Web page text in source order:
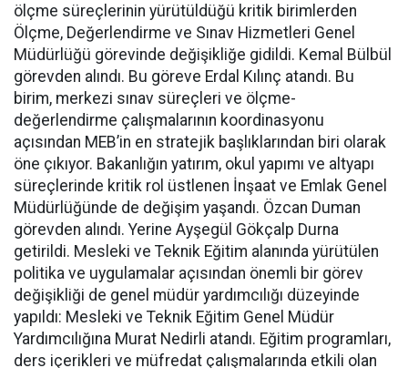
ölçme süreçlerinin yürütüldüğü kritik birimlerden
Ölçme, Değerlendirme ve Sınav Hizmetleri Genel
Müdürlüğü görevinde değişikliğe gidildi. Kemal Bülbül
görevden alındı. Bu göreve Erdal Kılınç atandı. Bu
birim, merkezi sınav süreçleri ve ölçme-
değerlendirme çalışmalarının koordinasyonu
açısından MEB’in en stratejik başlıklarından biri olarak
öne çıkıyor. Bakanlığın yatırım, okul yapımı ve altyapı
süreçlerinde kritik rol üstlenen İnşaat ve Emlak Genel
Müdürlüğünde de değişim yaşandı. Özcan Duman
görevden alındı. Yerine Ayşegül Gökçalp Durna
getirildi. Mesleki ve Teknik Eğitim alanında yürütülen
politika ve uygulamalar açısından önemli bir görev
değişikliği de genel müdür yardımcılığı düzeyinde
yapıldı: Mesleki ve Teknik Eğitim Genel Müdür
Yardımcılığına Murat Nedirli atandı. Eğitim programları,
ders içerikleri ve müfredat çalışmalarında etkili olan